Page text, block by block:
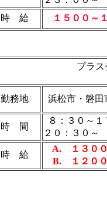
時 給
１５００～
プラ
勤務地 浜松市・磐田
時 間
８：３０～１
２０：３０～
時 給
A. １３００
B. １２００